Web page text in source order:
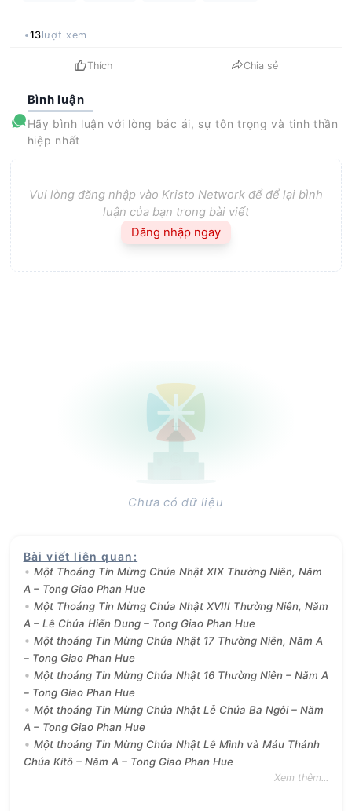
13lượt xem
Thích Chia sẻ
Bình luận
Hãy bình luận với lòng bác ái, sự tôn trọng và tinh thần
hiệp nhất
Vui lòng đăng nhập vào Kristo Network để để lại bình
luận của bạn trong bài viết
Đăng nhập ngay
Chưa có dữ liệu
Bài viết liên quan :
Một Thoáng Tin Mừng Chúa Nhật XIX Thường Niên, Năm
A – Tong Giao Phan Hue
Một Thoáng Tin Mừng Chúa Nhật XVIII Thường Niên, Năm
A – Lễ Chúa Hiển Dung – Tong Giao Phan Hue
Một thoáng Tin Mừng Chúa Nhật 17 Thường Niên, Năm A
– Tong Giao Phan Hue
Một thoáng Tin Mừng Chúa Nhật 16 Thường Niên – Năm A
– Tong Giao Phan Hue
Một thoáng Tin Mừng Chúa Nhật Lễ Chúa Ba Ngôi – Năm
A – Tong Giao Phan Hue
Một thoáng Tin Mừng Chúa Nhật Lễ Mình và Máu Thánh
Chúa Kitô – Năm A – Tong Giao Phan Hue
Xem thêm...